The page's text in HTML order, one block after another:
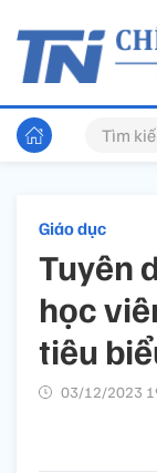
Giáo dục
Tuyên
học
tiêu
03/12/2023